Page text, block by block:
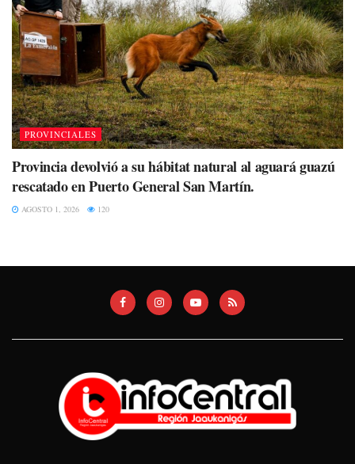
PROVINCIALES
Provincia devolvió a su hábitat natural al aguará guazú
rescatado en Puerto General San Martín.
AGOSTO 1, 2026 120